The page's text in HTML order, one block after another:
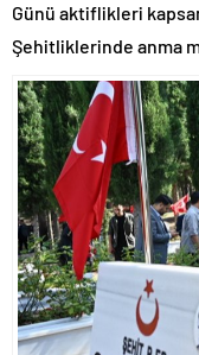
Günü aktiflikleri
Şehitliklerinde anma